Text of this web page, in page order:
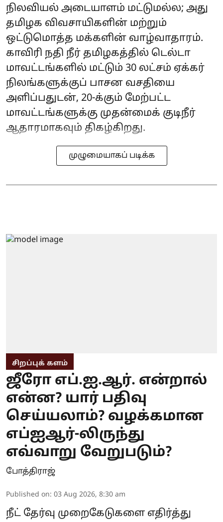
நிலவியல் அடையாளம் மட்டுமல்ல; அது
தமிழக விவசாயிகளின் மற்றும்
ஒட்டுமொத்த மக்களின் வாழ்வாதாரம்.
காவிரி நதி நீர் தமிழகத்தில் டெல்டா
மாவட்டங்களில் மட்டும் 30 லட்சம் ஏக்கர்
நிலங்களுக்குப் பாசன வசதியை
அளிப்பதுடன், 20-க்கும் மேற்பட்ட
மாவட்டங்களுக்கு முதன்மைக் குடிநீர்
ஆதாரமாகவும் திகழ்கிறது.
முழுமையாகப் படிக்க
சிறப்புக் களம்
ஜீரோ எப்.ஐ.ஆர். என்றால்
என்ன? யார் பதிவு
செய்யலாம்? வழக்கமான
எப்ஐஆர்-லிருந்து
எவ்வாறு வேறுபடும்?
போத்திராஜ்
Published on: 03 Aug 2026, 8:30 am
நீட் தேர்வு முறைகேடுகளை எதிர்த்து